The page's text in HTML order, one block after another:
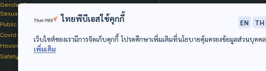
Gender &
Sexuality
Public Health
Covid-19
Housing
Safety
ไทยพีบีเอสใช้คุกกี้ EN
TH
เว็บไซต์ของเรามีการจัดเก็บคุกกี้ โปรดศึกษาเพิ่มเติมที่นโยบายคุ้มครองข้อมูลส่วนบุคคล
เพิ่มเติม